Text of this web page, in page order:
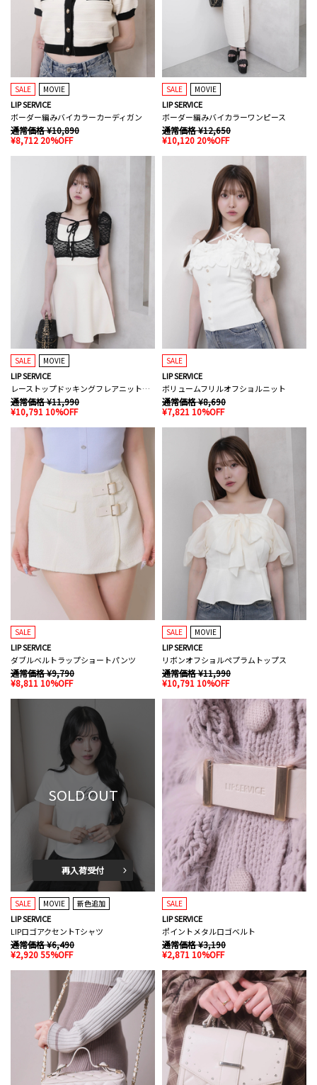
SALE MOVIE
LIP SERVICE
ボーダー編みバイカラーカーディガン
通常価格 ¥10,890
¥8,712 20%OFF
SALE MOVIE
LIP SERVICE
ボーダー編みバイカラーワンピース
通常価格 ¥12,650
¥10,120 20%OFF
SALE MOVIE
LIP SERVICE
レーストップドッキングフレアニットワンピース
通常価格 ¥11,990
¥10,791 10%OFF
SALE
LIP SERVICE
ボリュームフリルオフショルニット
通常価格 ¥8,690
¥7,821 10%OFF
SALE
LIP SERVICE
ダブルベルトラップショートパンツ
通常価格 ¥9,790
¥8,811 10%OFF
SALE MOVIE
LIP SERVICE
リボンオフショルペプラムトップス
通常価格 ¥11,990
¥10,791 10%OFF
SOLD OUT
再入荷受付
SALE MOVIE 新色追加
LIP SERVICE
LIPロゴアクセントTシャツ
通常価格 ¥6,490
¥2,920 55%OFF
SALE
LIP SERVICE
ポイントメタルロゴベルト
通常価格 ¥3,190
¥2,871 10%OFF